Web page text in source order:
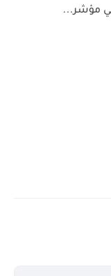
مؤشر...